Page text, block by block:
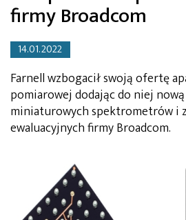
firmy Broadcom
14.01.2022
Farnell wzbogacił swoją ofertę
pomiarowej dodając do niej
miniaturowych spektrometrów i
ewaluacyjnych firmy Broadcom.